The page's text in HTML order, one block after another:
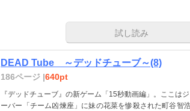
試し読み
DEAD Tube ～デッドチューブ～(8)
186ページ |640pt
『デッドチューブ』の新ゲーム「15秒動画編」。ここは
ーバー「チーム凶煉座」に妹の花菜を惨殺された町谷智